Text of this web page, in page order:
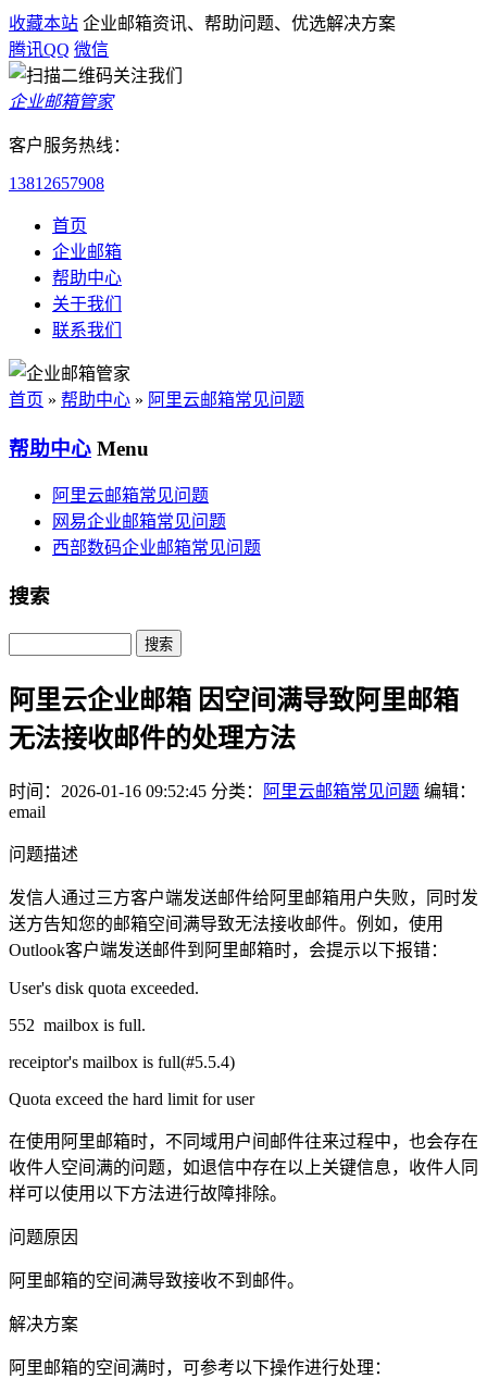
收藏本站 企业邮箱资讯、帮助问题、优选解决方案
腾讯QQ 微信
企业邮箱管家
客户服务热线：
13812657908
首页
企业邮箱
帮助中心
关于我们
联系我们
首页 » 帮助中心 » 阿里云邮箱常见问题
帮助中心 Menu
阿里云邮箱常见问题
网易企业邮箱常见问题
西部数码企业邮箱常见问题
搜索
Search
阿里云企业邮箱 因空间满导致阿里邮箱
无法接收邮件的处理方法
时间：2026-01-16 09:52:45 分类： 阿里云邮箱常见问题 编辑：
email
问题描述
发信人通过三方客户端发送邮件给阿里邮箱用户失败，同时发
送方告知您的邮箱空间满导致无法接收邮件。例如，使用
Outlook客户端发送邮件到阿里邮箱时，会提示以下报错：
User's disk quota exceeded.
552 mailbox is full.
receiptor's mailbox is full(#5.5.4)
Quota exceed the hard limit for user
在使用阿里邮箱时，不同域用户间邮件往来过程中，也会存在
收件人空间满的问题，如退信中存在以上关键信息，收件人同
样可以使用以下方法进行故障排除。
问题原因
阿里邮箱的空间满导致接收不到邮件。
解决方案
阿里邮箱的空间满时，可参考以下操作进行处理：